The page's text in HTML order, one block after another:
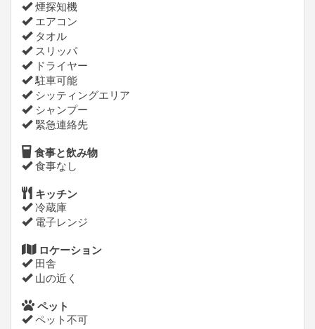
煙探知機
エアコン
タオル
スリッパ
ドライヤー
駐車可能
シッティングエリア
シャンプー
緊急連絡先
食事と飲み物
食事なし
キッチン
冷蔵庫
電子レンジ
ロケーション
田舎
山の近く
ペット
ペット不可